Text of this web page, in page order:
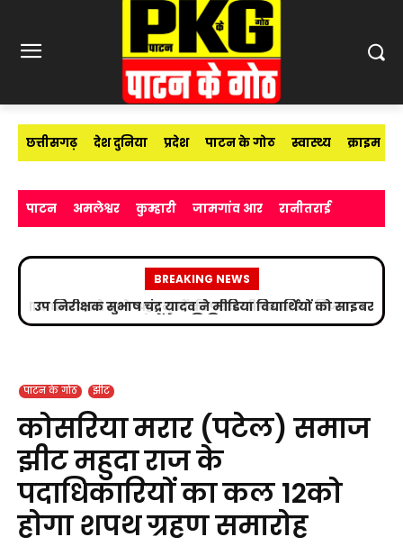
छत्तीसगढ़ देश दुनिया प्रदेश पाटन के गोठ स्वास्थ्य क्राइम
पाटन अमलेश्वर कुम्हारी जामगांव आर रानीतराई
BREAKING NEWS
उप निरीक्षक सुभाष चंद्र यादव ने मीडिया विद्यार्थियों को साइबर
अपराधों के प्रति किया जागरूक
पाटन के गोठ झीट
कोसरिया मरार (पटेल) समाज
झीट महुदा राज के
पदाधिकारियों का कल 12को
होगा शपथ ग्रहण समारोह